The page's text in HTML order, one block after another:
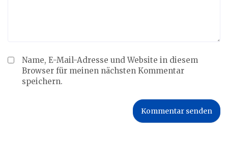
Name, E-Mail-Adresse und Website in diesem
Browser für meinen nächsten Kommentar
speichern.